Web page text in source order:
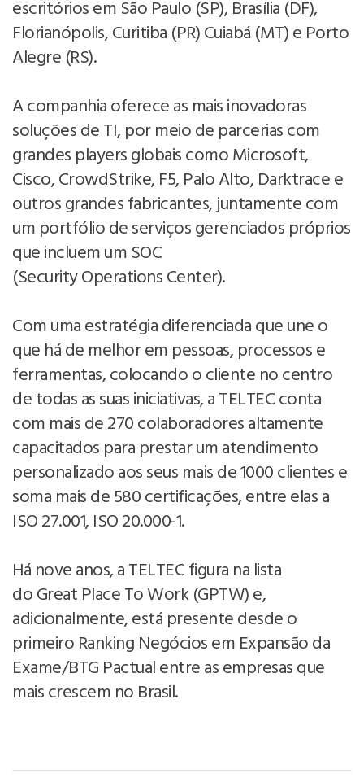
escritórios em São Paulo (SP), Brasília (DF),
Florianópolis, Curitiba (PR) Cuiabá (MT) e Porto
Alegre (RS).
A companhia oferece as mais inovadoras
soluções de TI, por meio de parcerias com
grandes players globais como Microsoft,
Cisco, CrowdStrike, F5, Palo Alto, Darktrace e
outros grandes fabricantes, juntamente com
um portfólio de serviços gerenciados próprios
que incluem um SOC
(Security Operations Center).
Com uma estratégia diferenciada que une o
que há de melhor em pessoas, processos e
ferramentas, colocando o cliente no centro
de todas as suas iniciativas, a TELTEC conta
com mais de 270 colaboradores altamente
capacitados para prestar um atendimento
personalizado aos seus mais de 1000 clientes e
soma mais de 580 certificações, entre elas a
ISO 27.001, ISO 20.000-1.
Há nove anos, a TELTEC figura na lista
do Great Place To Work (GPTW) e,
adicionalmente, está presente desde o
primeiro Ranking Negócios em Expansão da
Exame/BTG Pactual entre as empresas que
mais crescem no Brasil.